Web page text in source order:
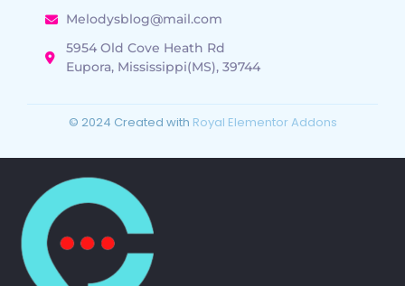
Melodysblog@mail.com
5954 Old Cove Heath Rd
Eupora, Mississippi(MS), 39744
© 2024 Created with Royal Elementor Addons